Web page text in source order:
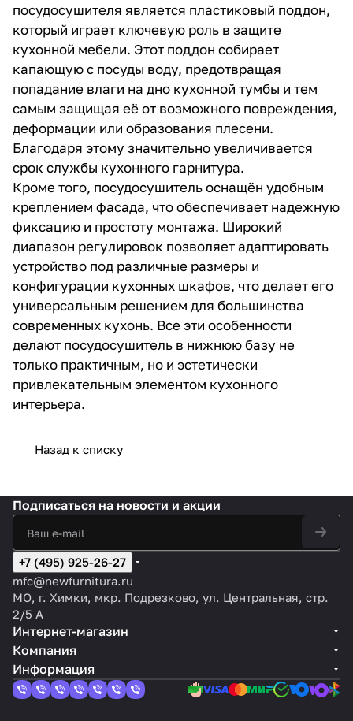
посудосушителя является пластиковый поддон,
который играет ключевую роль в защите
кухонной мебели. Этот поддон собирает
капающую с посуды воду, предотвращая
попадание влаги на дно кухонной тумбы и тем
самым защищая её от возможного повреждения,
деформации или образования плесени.
Благодаря этому значительно увеличивается
срок службы кухонного гарнитура.
Кроме того, посудосушитель оснащён удобным
креплением фасада, что обеспечивает надежную
фиксацию и простоту монтажа. Широкий
диапазон регулировок позволяет адаптировать
устройство под различные размеры и
конфигурации кухонных шкафов, что делает его
универсальным решением для большинства
современных кухонь. Все эти особенности
делают посудосушитель в нижнюю базу не
только практичным, но и эстетически
привлекательным элементом кухонного
интерьера.
Назад к списку
Подписаться на новости и акции
+7 (495) 925-26-27
mfc@newfurnitura.ru
МО, г. Химки, мкр. Подрезково, ул. Центральная, стр.
2/5 А
Интернет-магазин
Компания
Информация